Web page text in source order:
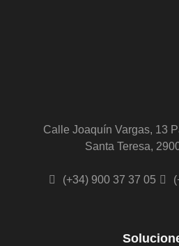
Calle Joaquín Vargas, 13
Santa Teresa,
(+34) 900 37 37 05